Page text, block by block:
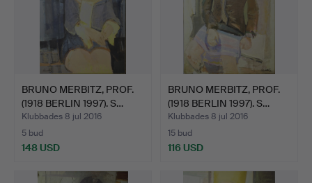
BRUNO MERBITZ, PROF.
(1918 BERLIN 1997). S…
Klubbades 8 jul 2016
5 bud
148 USD
BRUNO MERBITZ, PROF.
(1918 BERLIN 1997). S…
Klubbades 8 jul 2016
15 bud
116 USD